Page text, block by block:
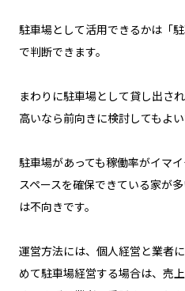
駐車場として活用できるかは「
で判断できます。
まわりに駐車場として貸し出さ
高いなら前向きに検討してもよい
駐車場があっても稼働率がイマ
スペースを確保できている家が
は不向きです。
運営方法には、個人経営と業者
めて駐車場経営する場合は、売